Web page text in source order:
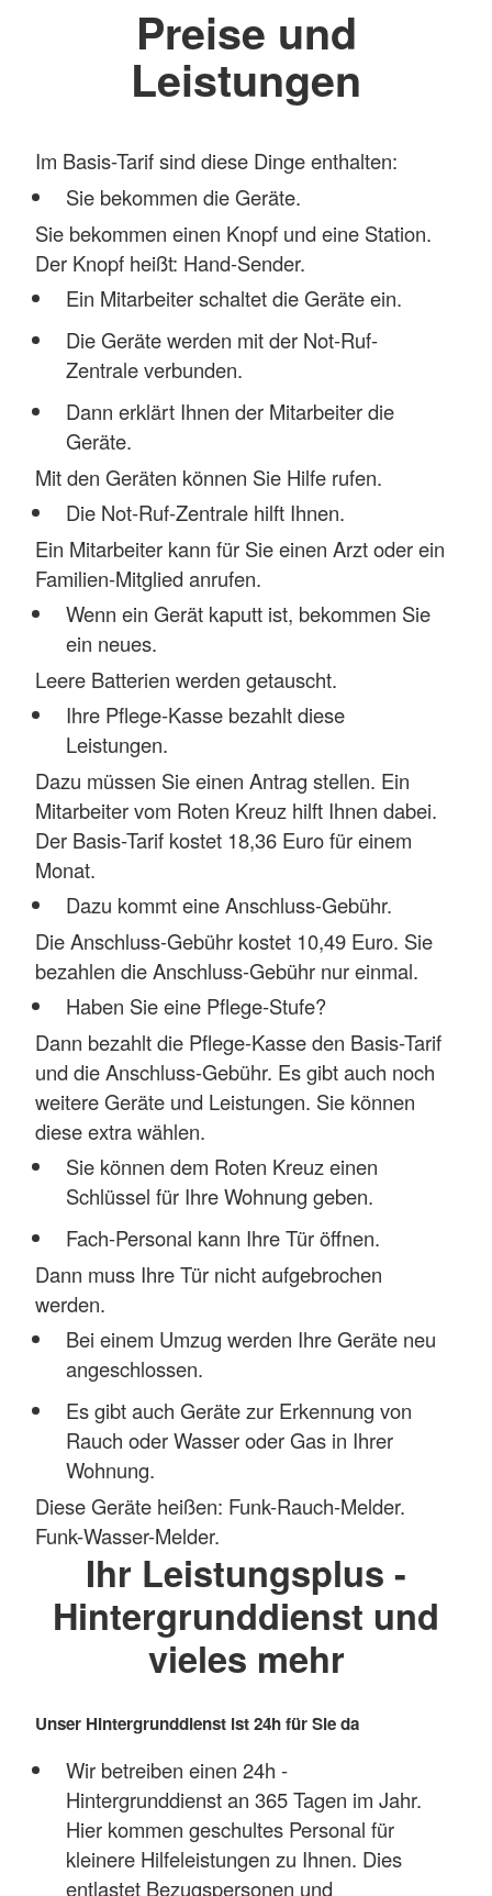
Preise und
Leistungen
Im Basis-Tarif sind diese Dinge enthalten:
Sie bekommen die Geräte.
Sie bekommen einen Knopf und eine Station.
Der Knopf heißt: Hand-Sender.
Ein Mitarbeiter schaltet die Geräte ein.
Die Geräte werden mit der Not-Ruf-
Zentrale verbunden.
Dann erklärt Ihnen der Mitarbeiter die
Geräte.
Mit den Geräten können Sie Hilfe rufen.
Die Not-Ruf-Zentrale hilft Ihnen.
Ein Mitarbeiter kann für Sie einen Arzt oder ein
Familien-Mitglied anrufen.
Wenn ein Gerät kaputt ist, bekommen Sie
ein neues.
Leere Batterien werden getauscht.
Ihre Pflege-Kasse bezahlt diese
Leistungen.
Dazu müssen Sie einen Antrag stellen. Ein
Mitarbeiter vom Roten Kreuz hilft Ihnen dabei.
Der Basis-Tarif kostet 18,36 Euro für einem
Monat.
Dazu kommt eine Anschluss-Gebühr.
Die Anschluss-Gebühr kostet 10,49 Euro. Sie
bezahlen die Anschluss-Gebühr nur einmal.
Haben Sie eine Pflege-Stufe?
Dann bezahlt die Pflege-Kasse den Basis-Tarif
und die Anschluss-Gebühr. Es gibt auch noch
weitere Geräte und Leistungen. Sie können
diese extra wählen.
Sie können dem Roten Kreuz einen
Schlüssel für Ihre Wohnung geben.
Fach-Personal kann Ihre Tür öffnen.
Dann muss Ihre Tür nicht aufgebrochen
werden.
Bei einem Umzug werden Ihre Geräte neu
angeschlossen.
Es gibt auch Geräte zur Erkennung von
Rauch oder Wasser oder Gas in Ihrer
Wohnung.
Diese Geräte heißen: Funk-Rauch-Melder.
Funk-Wasser-Melder.
Ihr Leistungsplus -
Hintergrunddienst und
vieles mehr
Unser Hintergrunddienst ist 24h für Sie da
Wir betreiben einen 24h -
Hintergrunddienst an 365 Tagen im Jahr.
Hier kommen geschultes Personal für
kleinere Hilfeleistungen zu Ihnen. Dies
entlastet Bezugspersonen und